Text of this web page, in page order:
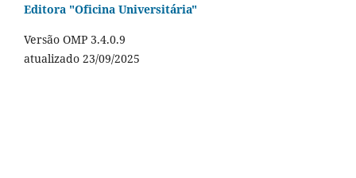
Editora "Oficina Universitária"
Versão OMP 3.4.0.9
atualizado 23/09/2025